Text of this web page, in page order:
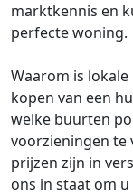
marktkennis en
perfecte woning.
Waarom is
kopen van een
welke buurten
voorzieningen te
prijzen zijn in
ons in staat om